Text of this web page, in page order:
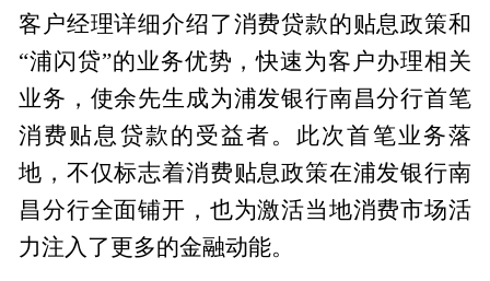
客户经理详细介绍了消费贷款的贴息政策和
“浦闪贷”的业务优势，快速为客户办理相关
业务，使余先生成为浦发银行南昌分行首笔
消费贴息贷款的受益者。此次首笔业务落
地，不仅标志着消费贴息政策在浦发银行南
昌分行全面铺开，也为激活当地消费市场活
力注入了更多的金融动能。